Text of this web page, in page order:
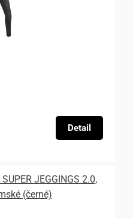
Detail
JEGGINGS 2.0,
(černé)